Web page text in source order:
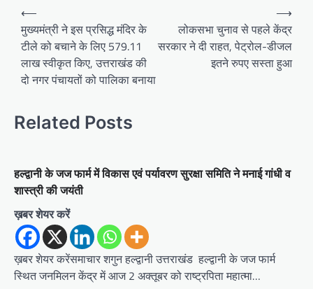
o
a
g
a
t
i
o
⟵
मुख्यमंत्री ने इस प्रसिद्ध मंदिर के
टीले को बचाने के लिए 579.11
लाख स्वीकृत किए, उत्तराखंड की
दो नगर पंचायतों‌ को‌ पालिका बनाया
लोकसभा चुनाव से पहले केंद्र
सरकार ने दी राहत, पेट्रोल-डीजल
इतने रुपए सस्ता हुआ
⟶
Related Posts
हल्द्वानी के जज फार्म में विकास एवं पर्यावरण सुरक्षा समिति ने मनाई गांधी व
शास्त्री की जयंती
ख़बर शेयर करें
ख़बर शेयर करेंसमाचार शगुन हल्द्वानी उत्तराखंड हल्द्वानी के जज फार्म
स्थित जनमिलन केंद्र में आज 2 अक्तूबर को राष्ट्रपिता महात्मा…